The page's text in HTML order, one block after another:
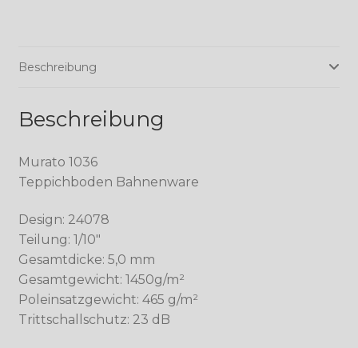
Beschreibung
Beschreibung
Murato 1036
Teppichboden Bahnenware
Design: 24078
Teilung: 1/10″
Gesamtdicke: 5,0 mm
Gesamtgewicht: 1450g/m²
Poleinsatzgewicht: 465 g/m²
Trittschallschutz: 23 dB